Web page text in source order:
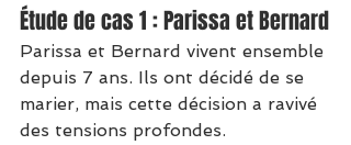
Étude de cas 1 : Parissa et Bernard
Parissa et Bernard vivent ensemble
depuis 7 ans. Ils ont décidé de se
marier, mais cette décision a ravivé
des tensions profondes.